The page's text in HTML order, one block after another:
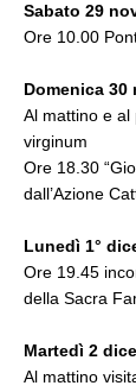
Sabato 29
Ore 10.00
Domenica 30
Al mattino e
virginum
Ore 18.30
dall’Azione
Lunedì 1°
Ore 19.45
della Sacra
Martedì 2
Al mattino